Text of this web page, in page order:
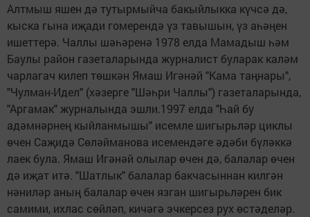
Алтмыш яшен дә тутырмыйча бакыйлыкка күчсә дә,
кыска гына иҗади гомерендә үз тавышын, үз аһәңен
ишеттерә. Чаллы шәһәренә 1978 елда Мамадыш һәм
Баулы район газеталарында журналист буларак каләм
чарлагач килеп төшкән Ямаш Игәнәй "Кама таңнары",
"Чулман-Идел" (хәзерге "Шәһри Чаллы") газеталарында,
"Аргамак" журналында эшли.1997 елда "Һай бу
адәмнәрнең кыйланмышы" исемле шигырьләр циклы
өчен Саҗидә Сөләйманова исемендәге әдәби бүләккә
лаек була. Ямаш Игәнәй олылар өчен дә, балалар өчен
дә иҗат итә. "Шатлык" балалар бакчасыннан килгән
нәниләр аның балалар өчен язган шигырьләрен бик
самими, ихлас сөйләп, кичәгә эчкерсез рух өстәделәр.